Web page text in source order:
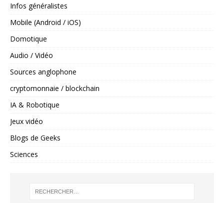
Infos généralistes
Mobile (Android / iOS)
Domotique
Audio / Vidéo
Sources anglophone
cryptomonnaie / blockchain
IA & Robotique
Jeux vidéo
Blogs de Geeks
Sciences